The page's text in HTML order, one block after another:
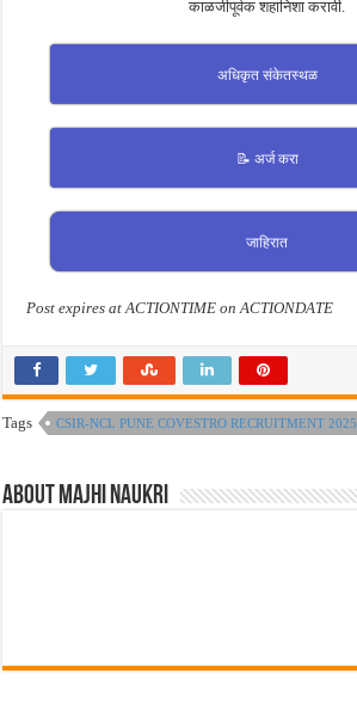
काळजीपूर्वक शहानिशा करावी.
अधिकृत संकेतस्थळ
📝 अर्ज करा
जाहिरात
Post expires at ACTIONTIME on ACTIONDATE
Tags CSIR-NCL PUNE COVESTRO RECRUITMENT 2025
About Majhi Naukri